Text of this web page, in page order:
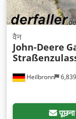
Heilbronn
वैन
John-Deere
पूछना